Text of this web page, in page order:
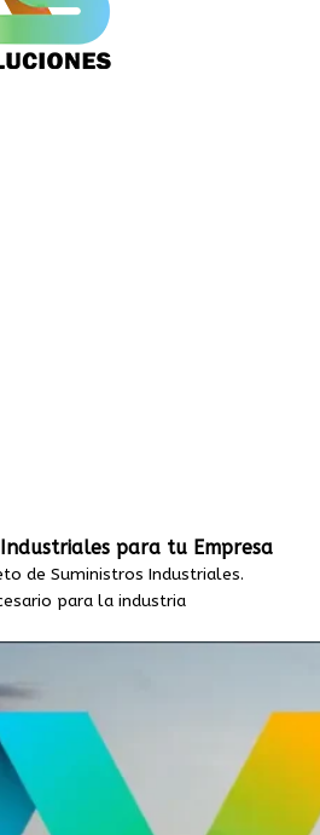
para tu Empresa
de Suministros Industriales.
para la industria